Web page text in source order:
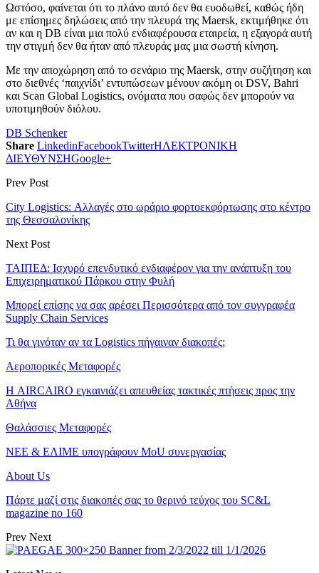
Ωστόσο, φαίνεται ότι το πλάνο αυτό δεν θα ευοδωθεί, καθώς ήδη
με επίσημες δηλώσεις από την πλευρά της Maersk, εκτιμήθηκε ότι
αν και η DB είναι μια πολύ ενδιαφέρουσα εταιρεία, η εξαγορά αυτή
την στιγμή δεν θα ήταν από πλευράς μας μια σωστή κίνηση.
Με την αποχώρηση από το σενάριο της Maersk, στην συζήτηση και
στο διεθνές ‘παιχνίδι’ εντυπώσεων μένουν ακόμη οι DSV, Βahri
και Scan Global Logistics, ονόματα που σαφώς δεν μπορούν να
υποτιμηθούν διόλου.
DB Schenker
Share LinkedinFacebookTwitterΗΛΕΚΤΡΟΝΙΚΗ
ΔΙΕΥΘΥΝΣΗGoogle+
Prev Post
City Logistics: Αλλαγές στο ωράριο φορτοεκφόρτωσης στο κέντρο
της Θεσσαλονίκης
Next Post
ΤΑΙΠΕΔ: Ισχυρό επενδυτικό ενδιαφέρον για την ανάπτυξη του
Επιχειρηματικού Πάρκου στην Φυλή
Μπορεί επίσης να σας αρέσει Περισσότερα από τον συγγραφέα
Supply Chain Services
Τι θα γινόταν αν τα Logistics πήγαιναν διακοπές;
Αεροπορικές Μεταφορές
Η AIRCAIRO εγκαινιάζει απευθείας τακτικές πτήσεις προς την
Αθήνα
Θαλάσσιες Μεταφορές
ΝΕΕ & ΕΛΙΜΕ υπογράφουν MoU συνεργασίας
About Us
Πάρτε μαζί στις διακοπές σας το θερινό τεύχος του SC&L
magazine no 160
Prev Next